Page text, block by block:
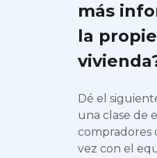
más
la
Dé el
una clase de
compradores
vez con el